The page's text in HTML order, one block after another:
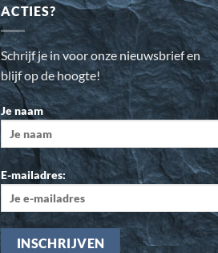
ACTIES?
Schrijf je in voor onze nieuwsbrief en
blijf op de hoogte!
Je naam
E-mailadres: